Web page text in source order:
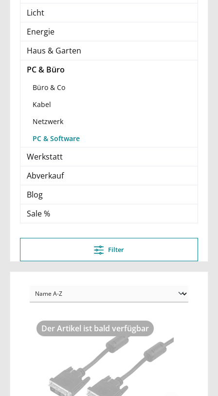
Licht
Energie
Haus & Garten
PC & Büro
Büro & Co
Kabel
Netzwerk
PC & Software
Werkstatt
Abverkauf
Blog
Sale %
Filter
Der Artikel ist bald verfügbar